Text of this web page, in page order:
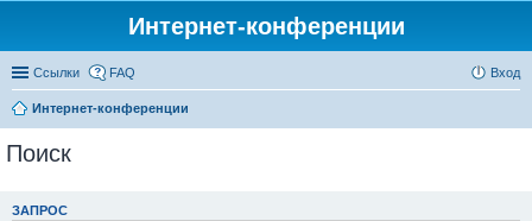
Интернет-конференции
Ссылки FAQ Вход
Интернет-конференции
Поиск
ЗАПРОС